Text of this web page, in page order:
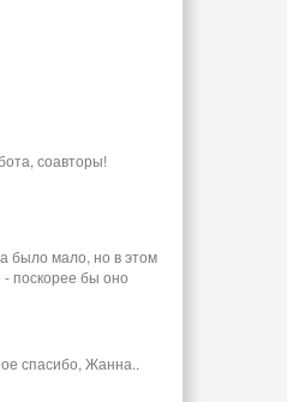
соавторы!
было мало, но в этом
- поскорее бы оно
спасибо, Жанна..